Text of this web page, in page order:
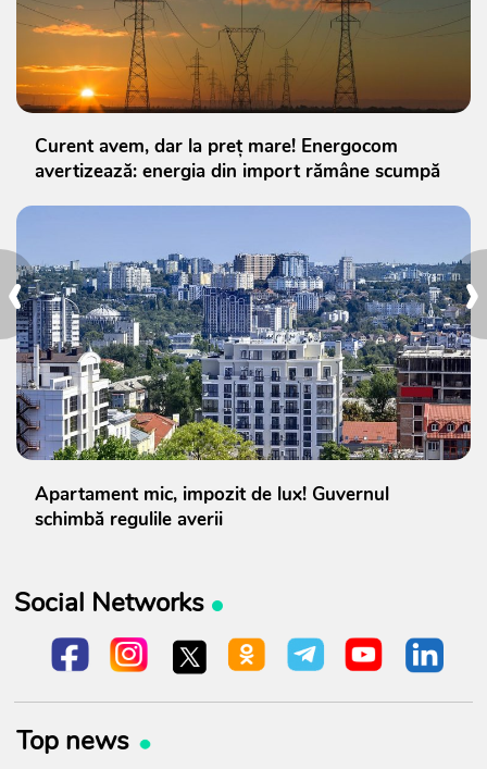
›
‹
Curent avem, dar la preț mare! Energocom
avertizează: energia din import rămâne scumpă
Apartament mic, impozit de lux! Guvernul
schimbă regulile averii
Social Networks
Top news